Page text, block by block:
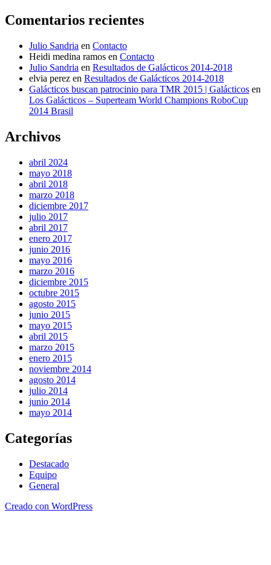
Comentarios recientes
Julio Sandria en Contacto
Heidi medina ramos en Contacto
Julio Sandria en Resultados de Galácticos 2014-2018
elvia perez en Resultados de Galácticos 2014-2018
Galácticos buscan patrocinio para TMR 2015 | Galácticos en
Los Galácticos – Superteam World Champions RoboCup
2014 Brasil
Archivos
abril 2024
mayo 2018
abril 2018
marzo 2018
diciembre 2017
julio 2017
abril 2017
enero 2017
junio 2016
mayo 2016
marzo 2016
diciembre 2015
octubre 2015
agosto 2015
junio 2015
mayo 2015
abril 2015
marzo 2015
enero 2015
noviembre 2014
agosto 2014
julio 2014
junio 2014
mayo 2014
Categorías
Destacado
Equipo
General
Creado con WordPress